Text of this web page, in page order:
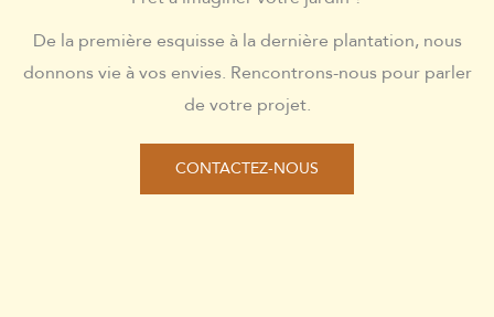
De la première esquisse à la dernière plantation, nous
donnons vie à vos envies. Rencontrons-nous pour parler
de votre projet.
CONTACTEZ-NOUS